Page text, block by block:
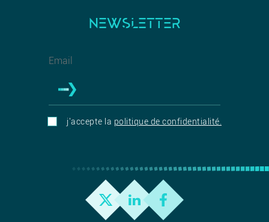
NEWSLETTER
j'accepte la politique de confidentialité.